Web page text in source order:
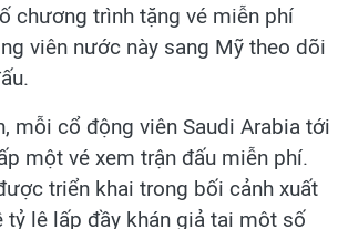
chương trình tặng vé miễn phí
viên nước này sang Mỹ theo dõi
mỗi cổ động viên Saudi Arabia tới
một vé xem trận đấu miễn phí.
triển khai trong bối cảnh xuất
tỷ lệ lấp đầy khán giả tại một số